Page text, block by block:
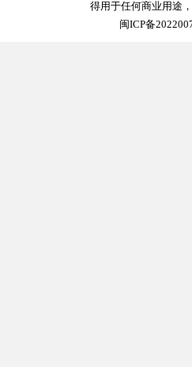
得用于任何商业用途
闽ICP备